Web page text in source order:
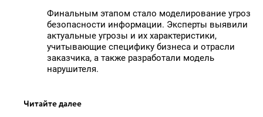
Финальным этапом стало моделирование угроз
безопасности информации. Эксперты выявили
актуальные угрозы и их характеристики,
учитывающие специфику бизнеса и отрасли
заказчика, а также разработали модель
нарушителя.
Читайте далее